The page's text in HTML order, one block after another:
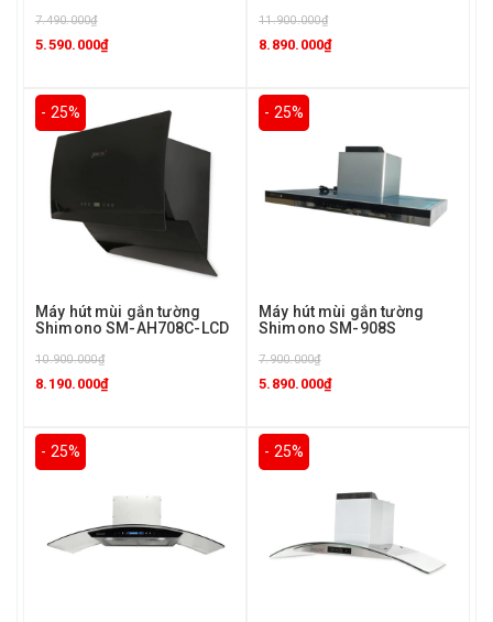
7.490.000₫
5.590.000₫
11.900.000₫
8.890.000₫
- 25%
Máy hút mùi gắn tường
Shimono SM-AH708C-LCD
10.900.000₫
8.190.000₫
- 25%
Máy hút mùi gắn tường
Shimono SM-908S
7.900.000₫
5.890.000₫
- 25% - 25%